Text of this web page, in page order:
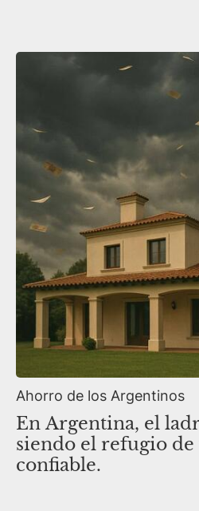
Ahorro de los Argentinos
En Argentina, el
siendo el refugio de
confiable.